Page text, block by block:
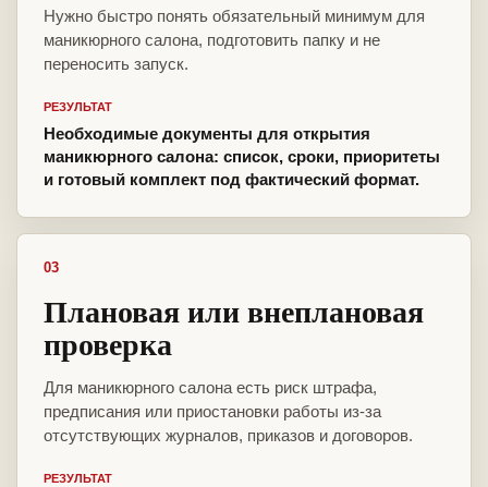
Нужно быстро понять обязательный минимум для
маникюрного салона, подготовить папку и не
переносить запуск.
РЕЗУЛЬТАТ
Необходимые документы для открытия
маникюрного салона: список, сроки, приоритеты
и готовый комплект под фактический формат.
03
Плановая или внеплановая
проверка
Для маникюрного салона есть риск штрафа,
предписания или приостановки работы из-за
отсутствующих журналов, приказов и договоров.
РЕЗУЛЬТАТ